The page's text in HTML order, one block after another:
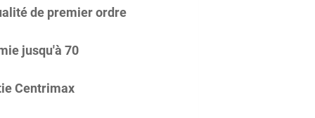
de premier ordre
jusqu'à 70
Centrimax